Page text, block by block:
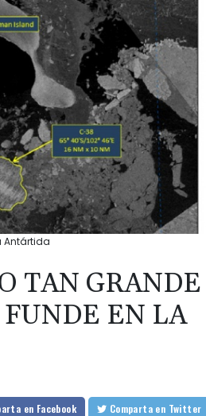
Antártida
TAN GRANDE
FUNDE EN LA
en Facebook Comparta en Twitter